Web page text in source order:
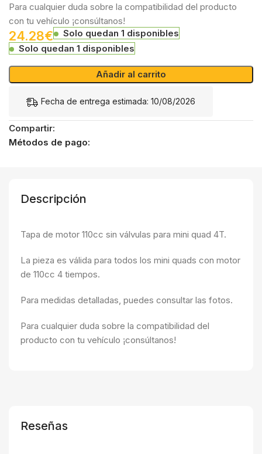
Para cualquier duda sobre la compatibilidad del producto
con tu vehículo ¡consúltanos!
24.28€
Solo quedan 1 disponibles
Solo quedan 1 disponibles
Añadir al carrito
Fecha de entrega estimada: 10/08/2026
Compartir:
Métodos de pago:
Descripción
Tapa de motor 110cc sin válvulas para mini quad 4T.
La pieza es válida para todos los mini quads con motor
de 110cc 4 tiempos.
Para medidas detalladas, puedes consultar las fotos.
Para cualquier duda sobre la compatibilidad del
producto con tu vehículo ¡consúltanos!
Reseñas